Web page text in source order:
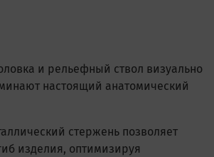
и рельефный ствол визуально
настоящий анатомический
стержень позволяет
изделия, оптимизируя